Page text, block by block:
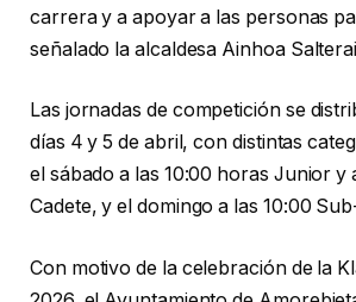
carrera y a apoyar a las personas
señalado la alcaldesa Ainhoa
Las jornadas de competición se
días 4 y 5 de abril, con distintas
el sábado a las 10:00 horas Junior y
Cadete, y el domingo a las 10:00
Con motivo de la celebración de la